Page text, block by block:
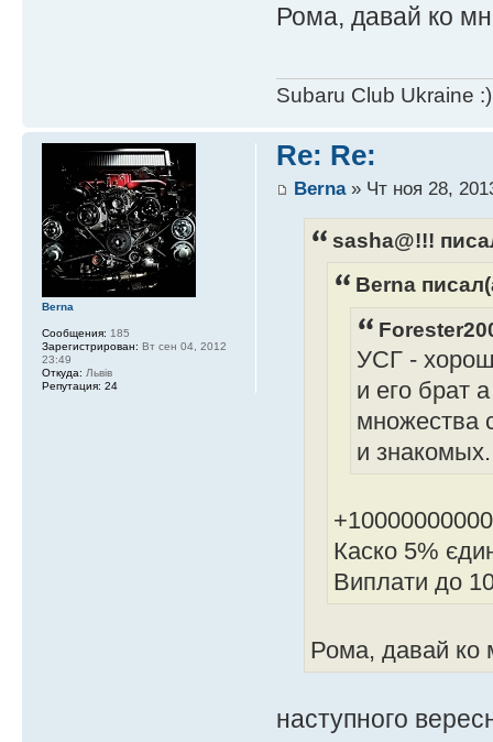
Рома, давай ко
Subaru Club Ukraine :)
Re: Re:
Berna» Чт ноя 28,
sasha@!!!
Berna
УСГ -
и его брат
множества
и
Каско 5%
Виплати до
Рома, давай ко
наступного
Berna
Сообщения: 185
Зарегистрирован: Вт сен 04, 2012
23:49
Откуда: Львів
Репутация: 24